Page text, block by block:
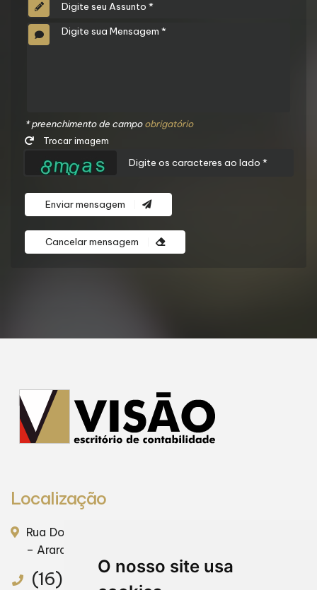
O nosso site usa
* preenchimento de campoobrigatório
Trocar imagem
Enviar mensagem
Cancelar mensagem
Localização
Rua Dona Maria Janasi Biaguioni - nº 428 – Centro
– Araraquara / SP – CEP. 14801-309
(16) 3301-9200